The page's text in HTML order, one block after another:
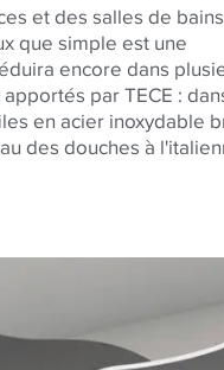
et des salles de
que simple est une
encore dans
apportés parTECE :
en acier inoxydable
des douches à